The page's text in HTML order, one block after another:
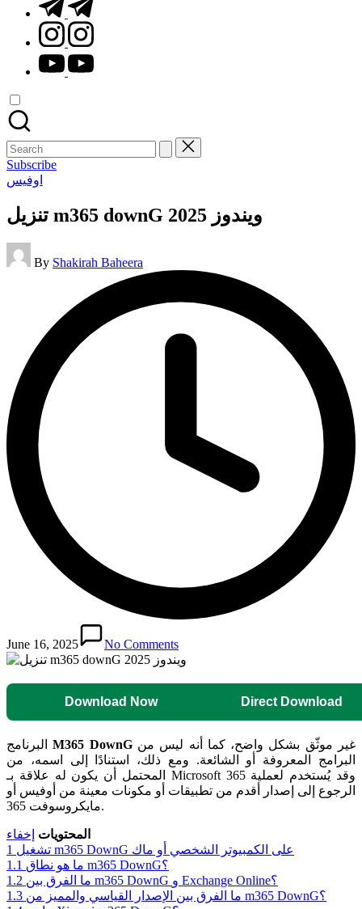
instagram.com
youtube.com
Search
for:
Subscribe
Posted
اوفيس
تنزيل m365 downG ويندوز 2025
Posted
by
By Shakirah Baheera
June 16, 2025 No Comments
Download Now Direct Download
البرنامجM365 DownGغير موثّق بشكل واضح، كما أنه ليس من
البرامج المعروفة أو الشائعة. ومع ذلك، استنادًا إلى اسمه، من
المحتمل أن يكون له علاقة بـ Microsoft 365 وقد يُستخدم لعملية
الرجوع إلى إصدار أقدم من تطبيقات أو مكونات معينة من أوفيس أو
مايكروسوفت 365.
المحتويات إخفاء
1
تشغيل m365 DownG على الكمبيوتر الشخصي أو ماك
1.1
ما هو نطاق m365 DownG؟
1.2
ما الفرق بين m365 DownG و Exchange Online؟
1.3
ما الفرق بين الإصدار القياسي والمميز من m365 DownG؟